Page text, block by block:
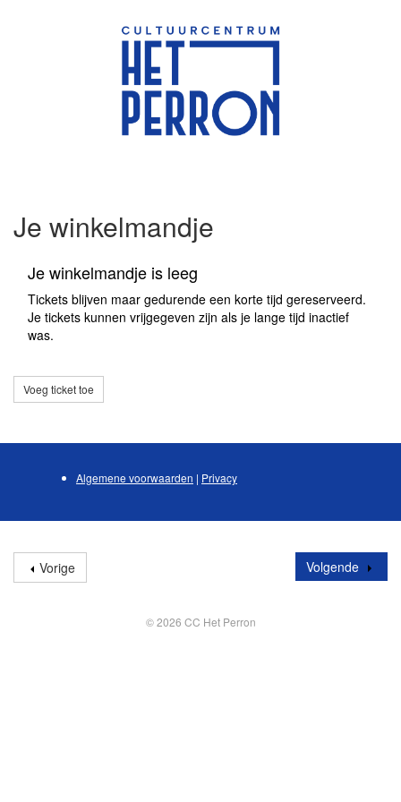
Je winkelmandje
Je winkelmandje is leeg
Tickets blijven maar gedurende een korte tijd gereserveerd.
Je tickets kunnen vrijgegeven zijn als je lange tijd inactief
was.
Voeg ticket toe
Algemene voorwaarden | Privacy
Vorige Volgende
© 2026 CC Het Perron